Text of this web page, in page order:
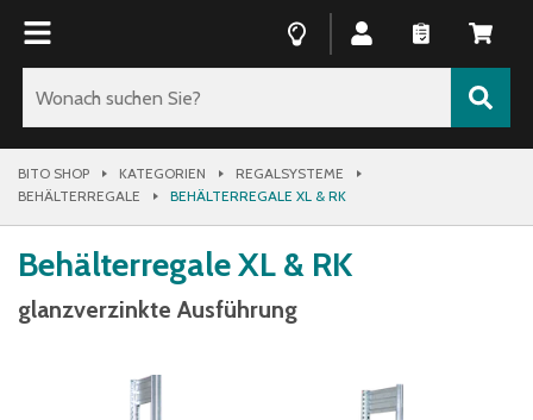
BITO SHOP KATEGORIEN
REGALSYSTEME
BEHÄLTERREGALE
BEHÄLTERREGALE XL & RK
Behälterregale XL & RK
glanzverzinkte Ausführung